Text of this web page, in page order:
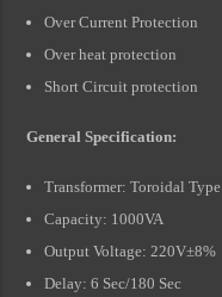
Over Current Protection
Over heat protection
Short Circuit protection
General Specification:
Transformer: Toroidal Type
Capacity: 1000VA
Output Voltage: 220V±8%
Delay: 6 Sec/180 Sec